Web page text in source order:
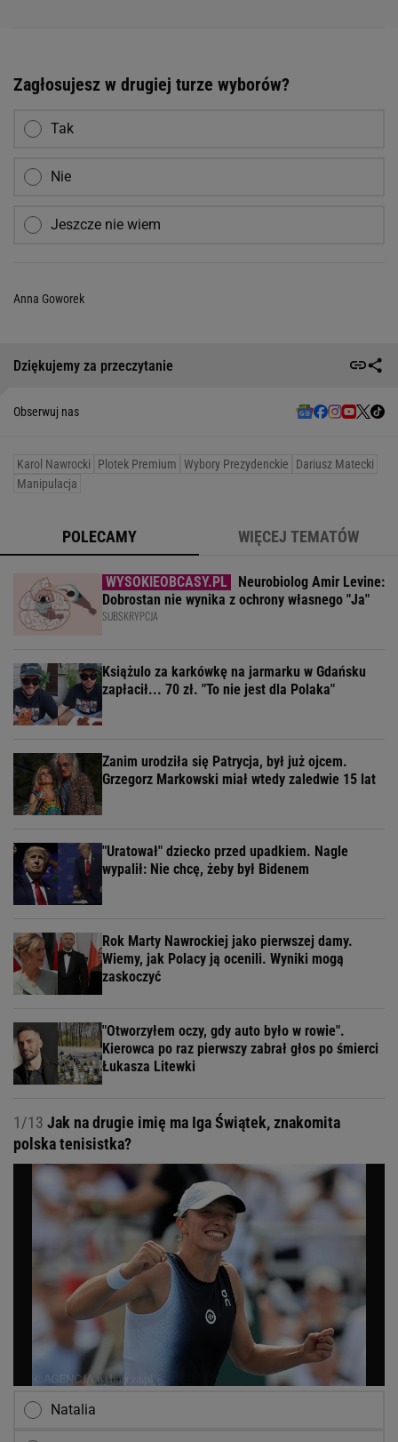
Zagłosujesz w drugiej turze wyborów?
Tak
Nie
Jeszcze nie wiem
Anna Goworek
Dziękujemy za przeczytanie
Obserwuj nas
Karol Nawrocki Plotek Premium Wybory Prezydenckie
Dariusz Matecki
Manipulacja
POLECAMY WIĘCEJ TEMATÓW
Neurobiolog Amir Levine:
Dobrostan nie wynika z ochrony własnego "Ja"
SUBSKRYPCJA
Książulo za karkówkę na jarmarku w Gdańsku
zapłacił... 70 zł. "To nie jest dla Polaka"
Zanim urodziła się Patrycja, był już ojcem.
Grzegorz Markowski miał wtedy zaledwie 15 lat
"Uratował" dziecko przed upadkiem. Nagle
wypalił: Nie chcę, żeby był Bidenem
Rok Marty Nawrockiej jako pierwszej damy.
Wiemy, jak Polacy ją ocenili. Wyniki mogą
zaskoczyć
"Otworzyłem oczy, gdy auto było w rowie".
Kierowca po raz pierwszy zabrał głos po śmierci
Łukasza Litewki
1/13 Jak na drugie imię ma Iga Świątek, znakomita
polska tenisistka?
Natalia